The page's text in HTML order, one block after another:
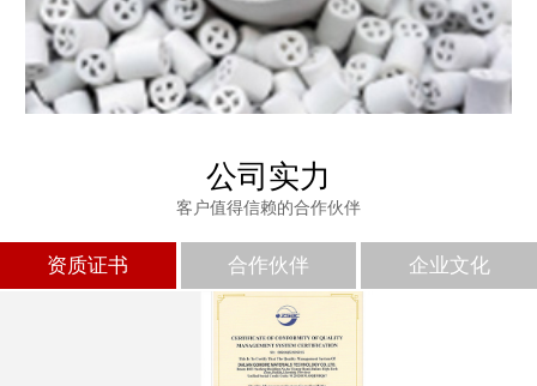
免费发样
如果您需要样品，请致电我司，专属技术人员为您推荐型号并免费
公司实力
客户值得信赖的合作伙伴
资质证书 合作伙伴 企业文化